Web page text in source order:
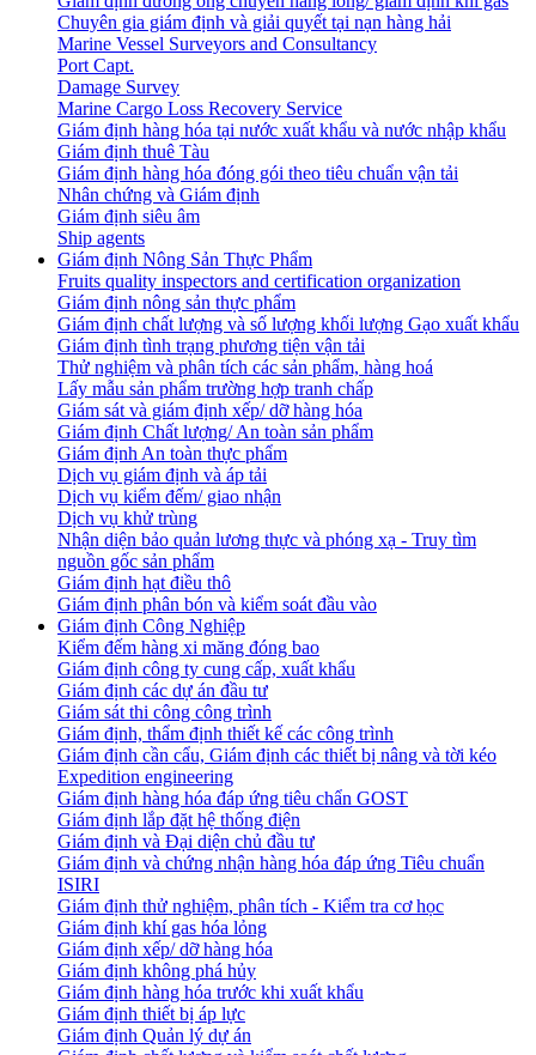
Chuyên gia giám định và giải quyết tại nạn hàng hải
Marine Vessel Surveyors and Consultancy
Port Capt.
Damage Survey
Marine Cargo Loss Recovery Service
Giám định hàng hóa tại nước xuất khẩu và nước nhập khẩu
Giám định thuê Tàu
Giám định hàng hóa đóng gói theo tiêu chuẩn vận tải
Nhân chứng và Giám định
Giám định siêu âm
Ship agents
Giám định Nông Sản Thực Phẩm
Fruits quality inspectors and certification organization
Giám định nông sản thực phẩm
Giám định chất lượng và số lượng khối lượng Gạo xuất khẩu
Giám định tình trạng phương tiện vận tải
Thử nghiệm và phân tích các sản phẩm, hàng hoá
Lấy mẫu sản phẩm trường hợp tranh chấp
Giám sát và giám định xếp/ dỡ hàng hóa
Giám định Chất lượng/ An toàn sản phẩm
Giám định An toàn thực phẩm
Dịch vụ giám định và áp tải
Dịch vụ kiểm đếm/ giao nhận
Dịch vụ khử trùng
Nhận diện bảo quản lương thực và phóng xạ - Truy tìm
nguồn gốc sản phẩm
Giám định hạt điều thô
Giám định phân bón và kiểm soát đầu vào
Giám định Công Nghiệp
Kiểm đếm hàng xi măng đóng bao
Giám định công ty cung cấp, xuất khẩu
Giám định các dự án đầu tư
Giám sát thi công công trình
Giám định, thẩm định thiết kế các công trình
Giám định cần cẩu, Giám định các thiết bị nâng và tời kéo
Expedition engineering
Giám định hàng hóa đáp ứng tiêu chẩn GOST
Giám định lắp đặt hệ thống điện
Giám định và Đại diện chủ đầu tư
Giám định và chứng nhận hàng hóa đáp ứng Tiêu chuẩn
ISIRI
Giám định thử nghiệm, phân tích - Kiểm tra cơ học
Giám định khí gas hóa lỏng
Giám định xếp/ dỡ hàng hóa
Giám định không phá hủy
Giám định hàng hóa trước khi xuất khẩu
Giám định thiết bị áp lực
Giám định Quản lý dự án